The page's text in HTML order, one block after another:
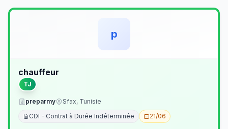
p
chauffeur
TJ
preparmy
Sfax, Tunisie
CDI - Contrat à Durée Indéterminée
21/06